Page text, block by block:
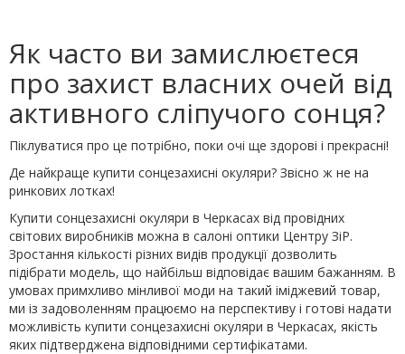
Як часто ви замислюєтеся
про захист власних очей від
активного сліпучого сонця?
Піклуватися про це потрібно, поки очі ще здорові і прекрасні!
Де найкраще купити сонцезахисні окуляри? Звісно ж не на
ринкових лотках!
Купити сонцезахисні окуляри в Черкасах від провідних
світових виробників можна в салоні оптики Центру ЗіР.
Зростання кількості різних видів продукції дозволить
підібрати модель, що найбільш відповідає вашим бажанням. В
умовах примхливо мінливої ​​моди на такий іміджевий товар,
ми із задоволенням працюємо на перспективу і готові надати
можливість купити сонцезахисні окуляри в Черкасах, якість
яких підтверджена відповідними сертифікатами.